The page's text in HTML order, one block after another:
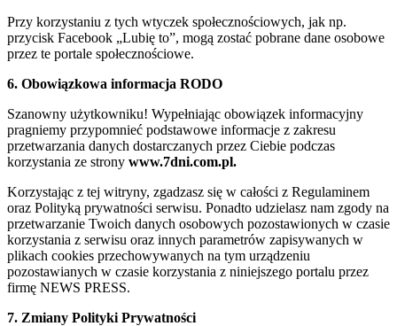
Przy korzystaniu z tych wtyczek społecznościowych, jak np.
przycisk Facebook „Lubię to”, mogą zostać pobrane dane osobowe
przez te portale społecznościowe.
6. Obowiązkowa informacja RODO
Szanowny użytkowniku! Wypełniając obowiązek informacyjny
pragniemy przypomnieć podstawowe informacje z zakresu
przetwarzania danych dostarczanych przez Ciebie podczas
korzystania ze strony www.7dni.com.pl.
Korzystając z tej witryny, zgadzasz się w całości z Regulaminem
oraz Polityką prywatności serwisu. Ponadto udzielasz nam zgody na
przetwarzanie Twoich danych osobowych pozostawionych w czasie
korzystania z serwisu oraz innych parametrów zapisywanych w
plikach cookies przechowywanych na tym urządzeniu
pozostawianych w czasie korzystania z niniejszego portalu przez
firmę NEWS PRESS.
7. Zmiany Polityki Prywatności